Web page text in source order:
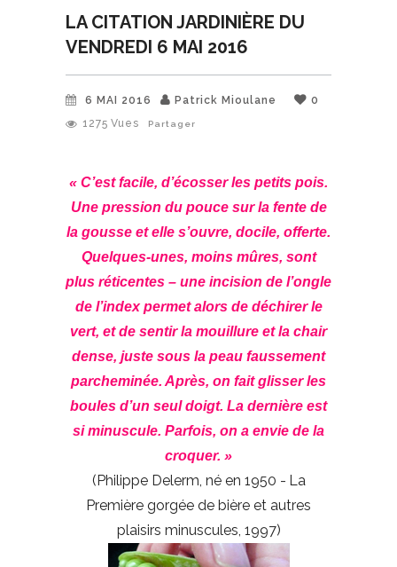
LA CITATION JARDINIÈRE DU
VENDREDI 6 MAI 2016
6 MAI 2016 Patrick Mioulane
0
1275 Vues Partager
« C’est facile, d’écosser les petits pois.
Une pression du pouce sur la fente de
la gousse et elle s’ouvre, docile, offerte.
Quelques-unes, moins mûres, sont
plus réticentes – une incision de l’ongle
de l’index permet alors de déchirer le
vert, et de sentir la mouillure et la chair
dense, juste sous la peau faussement
parcheminée. Après, on fait glisser les
boules d’un seul doigt. La dernière est
si minuscule. Parfois, on a envie de la
croquer. »
(Philippe Delerm, né en 1950 - La
Première gorgée de bière et autres
plaisirs minuscules, 1997)